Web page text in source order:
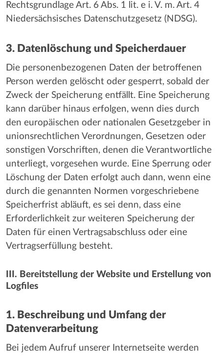
Rechtsgrundlage Art. 6 Abs. 1 lit. e i. V. m. Art. 4
Niedersächsisches Datenschutzgesetz (NDSG).
3. Datenlöschung und Speicherdauer
Die personenbezogenen Daten der betroffenen
Person werden gelöscht oder gesperrt, sobald der
Zweck der Speicherung entfällt. Eine Speicherung
kann darüber hinaus erfolgen, wenn dies durch
den europäischen oder nationalen Gesetzgeber in
unionsrechtlichen Verordnungen, Gesetzen oder
sonstigen Vorschriften, denen die Verantwortliche
unterliegt, vorgesehen wurde. Eine Sperrung oder
Löschung der Daten erfolgt auch dann, wenn eine
durch die genannten Normen vorgeschriebene
Speicherfrist abläuft, es sei denn, dass eine
Erforderlichkeit zur weiteren Speicherung der
Daten für einen Vertragsabschluss oder eine
Vertragserfüllung besteht.
III. Bereitstellung der Website und Erstellung von
Logfiles
1. Beschreibung und Umfang der
Datenverarbeitung
Bei jedem Aufruf unserer Internetseite werden